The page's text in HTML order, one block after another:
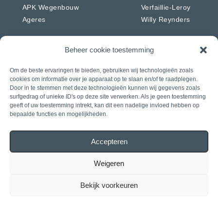
Beheer cookie toestemming
Om de beste ervaringen te bieden, gebruiken wij technologieën zoals
cookies om informatie over je apparaat op te slaan en/of te raadplegen.
Door in te stemmen met deze technologieën kunnen wij gegevens zoals
surfgedrag of unieke ID's op deze site verwerken. Als je geen toestemming
geeft of uw toestemming intrekt, kan dit een nadelige invloed hebben op
bepaalde functies en mogelijkheden.
Accepteren
Weigeren
Bekijk voorkeuren
APK Wegenbouw
Ageres
Verfaillie-Leroy
Willy Reynders
Nederland
APK Energie & Water
APK Telecom
APK Wegenbouw
Duitsland
RSW
Westkabel